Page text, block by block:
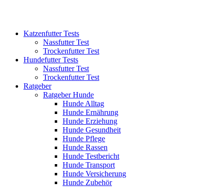
Katzenfutter Tests
Nassfutter Test
Trockenfutter Test
Hundefutter Tests
Nassfutter Test
Trockenfutter Test
Ratgeber
Ratgeber Hunde
Hunde Alltag
Hunde Ernährung
Hunde Erziehung
Hunde Gesundheit
Hunde Pflege
Hunde Rassen
Hunde Testbericht
Hunde Transport
Hunde Versicherung
Hunde Zubehör